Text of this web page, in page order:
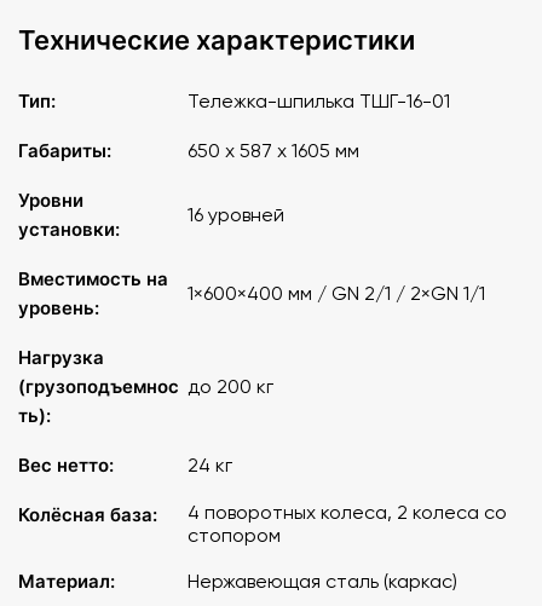
Технические характеристики
Тип: Тележка-шпилька ТШГ-16-01
Габариты: 650 х 587 х 1605 мм
Уровни
установки:
16 уровней
Вместимость на
уровень:
1×600×400 мм / GN 2/1 / 2×GN 1/1
Нагрузка
(грузоподъемнос
ть):
до 200 кг
Вес нетто: 24 кг
Колёсная база:
4 поворотных колеса, 2 колеса со
стопором
Материал:
Нержавеющая сталь (каркас)